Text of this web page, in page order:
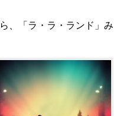
、「ラ・ラ・ランド」み